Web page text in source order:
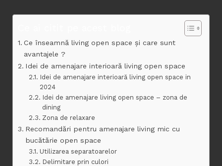
Ce înseamnă living open space și care sunt
avantajele ?
Idei de amenajare interioară living open space
Idei de amenajare interioară living open space in
2024
Idei de amenajare living open space – zona de
dining
Zona de relaxare
Recomandări pentru amenajare living mic cu
bucătărie open space
Utilizarea separatoarelor
Delimitare prin culori